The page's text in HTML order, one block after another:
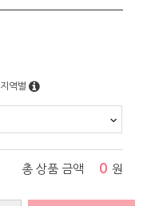
지역별
총 상품 금액 0 원